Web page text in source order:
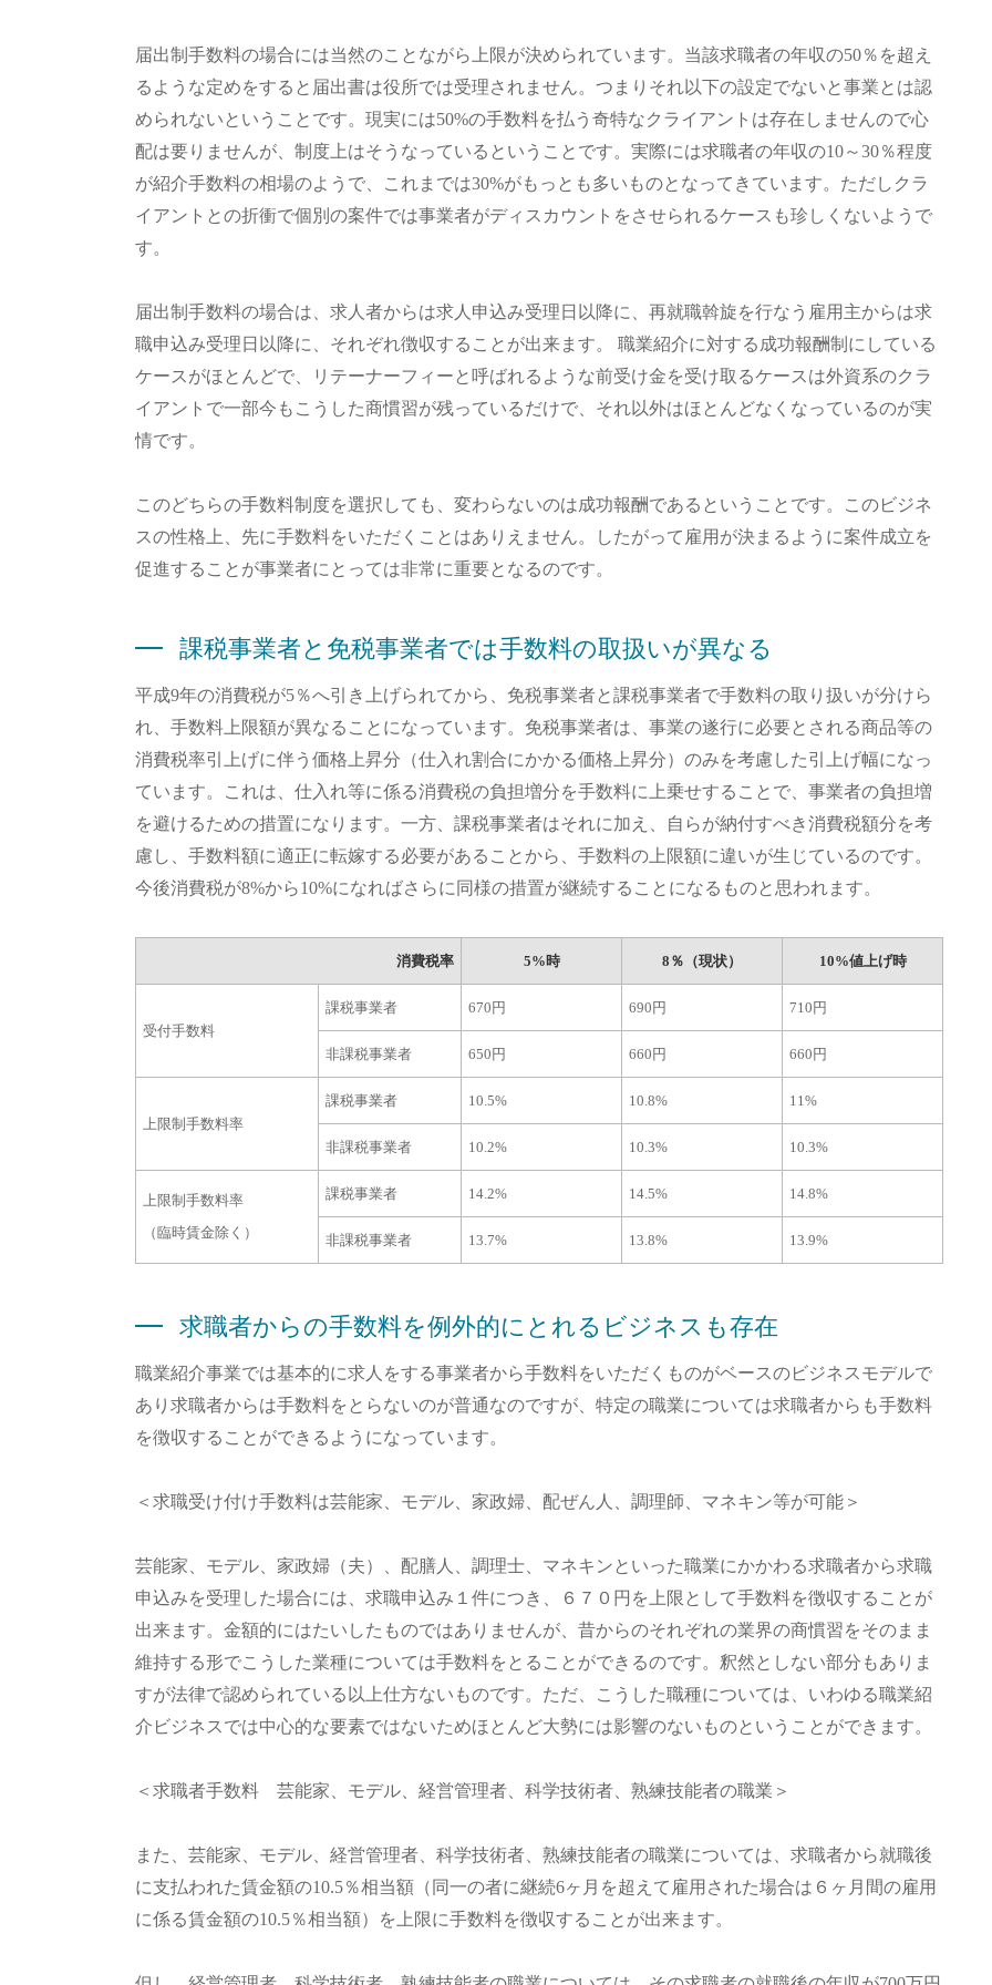
届出制手数料の場合には当然のことながら上限が決められています。当該求職者の年収の50％を超え
るような定めをすると届出書は役所では受理されません。つまりそれ以下の設定でないと事業とは認
められないということです。現実には50%の手数料を払う奇特なクライアントは存在しませんので心
配は要りませんが、制度上はそうなっているということです。実際には求職者の年収の10～30％程度
が紹介手数料の相場のようで、これまでは30%がもっとも多いものとなってきています。ただしクラ
イアントとの折衝で個別の案件では事業者がディスカウントをさせられるケースも珍しくないようで
す。
届出制手数料の場合は、求人者からは求人申込み受理日以降に、再就職斡旋を行なう雇用主からは求
職申込み受理日以降に、それぞれ徴収することが出来ます。 職業紹介に対する成功報酬制にしている
ケースがほとんどで、リテーナーフィーと呼ばれるような前受け金を受け取るケースは外資系のクラ
イアントで一部今もこうした商慣習が残っているだけで、それ以外はほとんどなくなっているのが実
情です。
このどちらの手数料制度を選択しても、変わらないのは成功報酬であるということです。このビジネ
スの性格上、先に手数料をいただくことはありえません。したがって雇用が決まるように案件成立を
促進することが事業者にとっては非常に重要となるのです。
課税事業者と免税事業者では手数料の取扱いが異なる
平成9年の消費税が5％へ引き上げられてから、免税事業者と課税事業者で手数料の取り扱いが分けら
れ、手数料上限額が異なることになっています。免税事業者は、事業の遂行に必要とされる商品等の
消費税率引上げに伴う価格上昇分（仕入れ割合にかかる価格上昇分）のみを考慮した引上げ幅になっ
ています。これは、仕入れ等に係る消費税の負担増分を手数料に上乗せすることで、事業者の負担増
を避けるための措置になります。一方、課税事業者はそれに加え、自らが納付すべき消費税額分を考
慮し、手数料額に適正に転嫁する必要があることから、手数料の上限額に違いが生じているのです。
今後消費税が8%から10%になればさらに同様の措置が継続することになるものと思われます。
消費税率 5%時 8％（現状） 10%値上げ時
受付手数料
課税事業者 670円 690円 710円
非課税事業者 650円 660円 660円
上限制手数料率
課税事業者 10.5% 10.8% 11%
非課税事業者 10.2% 10.3% 10.3%
上限制手数料率
（臨時賃金除く）
課税事業者 14.2% 14.5% 14.8%
非課税事業者 13.7% 13.8% 13.9%
求職者からの手数料を例外的にとれるビジネスも存在
職業紹介事業では基本的に求人をする事業者から手数料をいただくものがベースのビジネスモデルで
あり求職者からは手数料をとらないのが普通なのですが、特定の職業については求職者からも手数料
を徴収することができるようになっています。
＜求職受け付け手数料は芸能家、モデル、家政婦、配ぜん人、調理師、マネキン等が可能＞
芸能家、モデル、家政婦（夫）、配膳人、調理士、マネキンといった職業にかかわる求職者から求職
申込みを受理した場合には、求職申込み１件につき、６７０円を上限として手数料を徴収することが
出来ます。金額的にはたいしたものではありませんが、昔からのそれぞれの業界の商慣習をそのまま
維持する形でこうした業種については手数料をとることができるのです。釈然としない部分もありま
すが法律で認められている以上仕方ないものです。ただ、こうした職種については、いわゆる職業紹
介ビジネスでは中心的な要素ではないためほとんど大勢には影響のないものということができます。
＜求職者手数料 芸能家、モデル、経営管理者、科学技術者、熟練技能者の職業＞
また、芸能家、モデル、経営管理者、科学技術者、熟練技能者の職業については、求職者から就職後
に支払われた賃金額の10.5％相当額（同一の者に継続6ヶ月を超えて雇用された場合は６ヶ月間の雇用
に係る賃金額の10.5％相当額）を上限に手数料を徴収することが出来ます。